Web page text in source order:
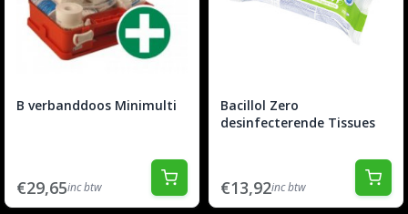
B verbanddoos Minimulti
€29,65inc btw
Bacillol Zero
desinfecterende Tissues
€13,92inc btw